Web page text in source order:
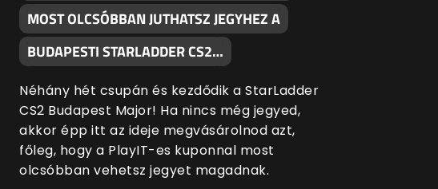
MOST OLCSÓBBAN JUTHATSZ JEGYHEZ A
BUDAPESTI STARLADDER CS2…
Néhány hét csupán és kezdődik a StarLadder
CS2 Budapest Major! Ha nincs még jegyed,
akkor épp itt az ideje megvásárolnod azt,
főleg, hogy a PlayIT-es kuponnal most
olcsóbban vehetsz jegyet magadnak.